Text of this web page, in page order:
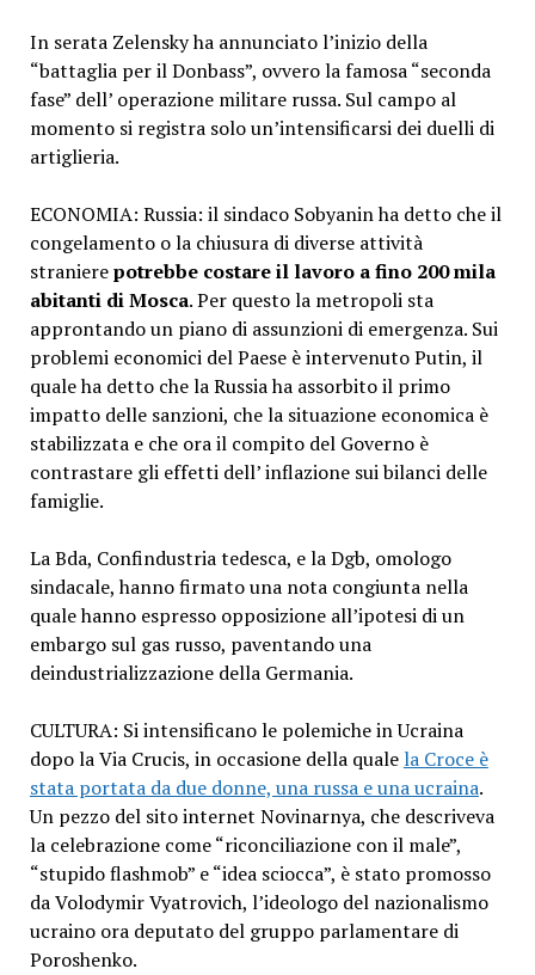
In serata Zelensky ha annunciato l’inizio della
“battaglia per il Donbass”, ovvero la famosa “seconda
fase” dell’ operazione militare russa. Sul campo al
momento si registra solo un’intensificarsi dei duelli di
artiglieria.
ECONOMIA: Russia: il sindaco Sobyanin ha detto che il
congelamento o la chiusura di diverse attività
stranierepotrebbe costare il lavoro a fino 200 mila
abitanti di Mosca. Per questo la metropoli sta
approntando un piano di assunzioni di emergenza. Sui
problemi economici del Paese è intervenuto Putin, il
quale ha detto che la Russia ha assorbito il primo
impatto delle sanzioni, che la situazione economica è
stabilizzata e che ora il compito del Governo è
contrastare gli effetti dell’ inflazione sui bilanci delle
famiglie.
La Bda, Confindustria tedesca, e la Dgb, omologo
sindacale, hanno firmato una nota congiunta nella
quale hanno espresso opposizione all’ipotesi di un
embargo sul gas russo, paventando una
deindustrializzazione della Germania.
CULTURA: Si intensificano le polemiche in Ucraina
dopo la Via Crucis, in occasione della quale la Croce è
stata portata da due donne, una russa e una ucraina.
Un pezzo del sito internet Novinarnya, che descriveva
la celebrazione come “riconciliazione con il male”,
“stupido flashmob” e “idea sciocca”, è stato promosso
da Volodymir Vyatrovich, l’ideologo del nazionalismo
ucraino ora deputato del gruppo parlamentare di
Poroshenko.